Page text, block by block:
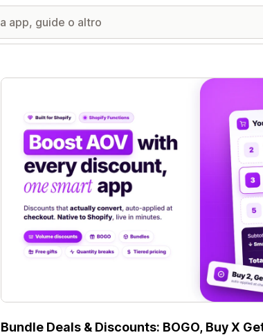
Galleria immagini in evidenza
Bundle Deals & Discounts: BOGO, Buy X